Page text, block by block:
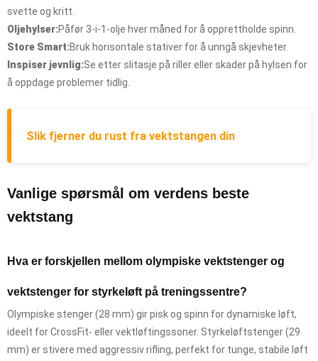
svette og kritt.
Oljehylser:Påfør 3-i-1-olje hver måned for å opprettholde spinn.
Store Smart:Bruk horisontale stativer for å unngå skjevheter.
Inspiser jevnlig:Se etter slitasje på riller eller skader på hylsen for
å oppdage problemer tidlig.
Slik fjerner du rust fra vektstangen din
Vanlige spørsmål om verdens beste
vektstang
Hva er forskjellen mellom olympiske vektstenger og
vektstenger for styrkeløft på treningssentre?
Olympiske stenger (28 mm) gir pisk og spinn for dynamiske løft,
ideelt for CrossFit- eller vektløftingssoner. Styrkeløftstenger (29
mm) er stivere med aggressiv rifling, perfekt for tunge, stabile løft